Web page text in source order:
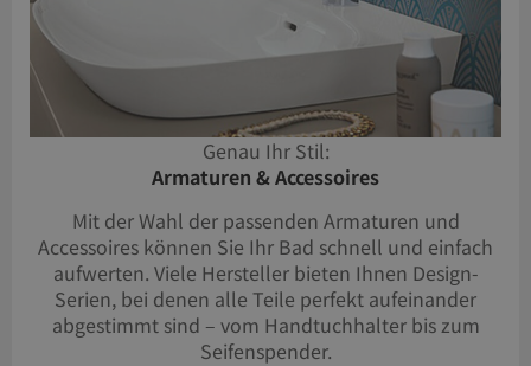
Genau Ihr Stil:
Armaturen & Accessoires
Mit der Wahl der passenden Armaturen und
Accessoires können Sie Ihr Bad schnell und einfach
aufwerten. Viele Hersteller bieten Ihnen Design-
Serien, bei denen alle Teile perfekt aufeinander
abgestimmt sind – vom Handtuchhalter bis zum
Seifenspender.